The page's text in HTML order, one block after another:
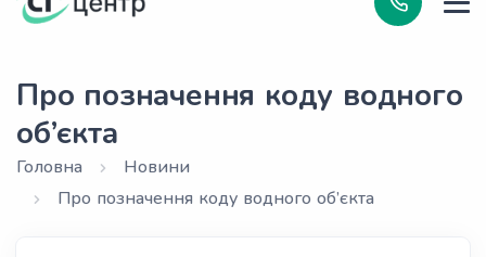
Про позначення коду водного
об’єкта
Головна
Новини
Про позначення коду водного об’єкта